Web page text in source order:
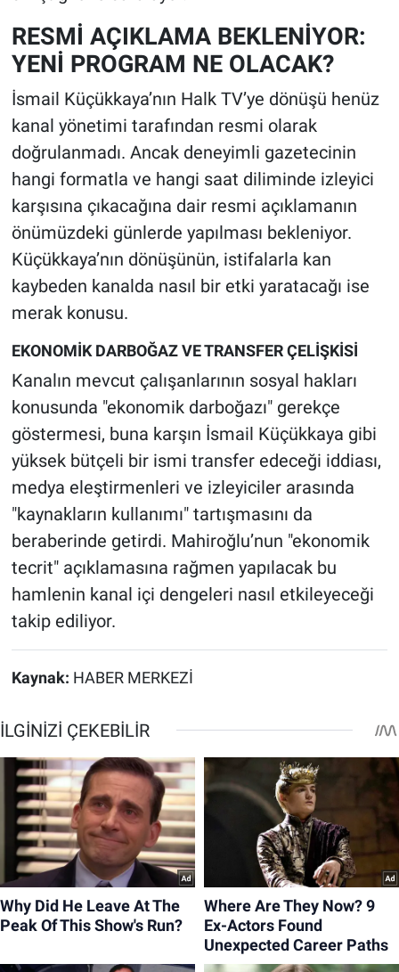
RESMİ AÇIKLAMA BEKLENİYOR:
YENİ PROGRAM NE OLACAK?
İsmail Küçükkaya’nın Halk TV’ye dönüşü henüz
kanal yönetimi tarafından resmi olarak
doğrulanmadı. Ancak deneyimli gazetecinin
hangi formatla ve hangi saat diliminde izleyici
karşısına çıkacağına dair resmi açıklamanın
önümüzdeki günlerde yapılması bekleniyor.
Küçükkaya’nın dönüşünün, istifalarla kan
kaybeden kanalda nasıl bir etki yaratacağı ise
merak konusu.
EKONOMİK DARBOĞAZ VE TRANSFER ÇELİŞKİSİ
Kanalın mevcut çalışanlarının sosyal hakları
konusunda "ekonomik darboğazı" gerekçe
göstermesi, buna karşın İsmail Küçükkaya gibi
yüksek bütçeli bir ismi transfer edeceği iddiası,
medya eleştirmenleri ve izleyiciler arasında
"kaynakların kullanımı" tartışmasını da
beraberinde getirdi. Mahiroğlu’nun "ekonomik
tecrit" açıklamasına rağmen yapılacak bu
hamlenin kanal içi dengeleri nasıl etkileyeceği
takip ediliyor.
Kaynak: HABER MERKEZİ